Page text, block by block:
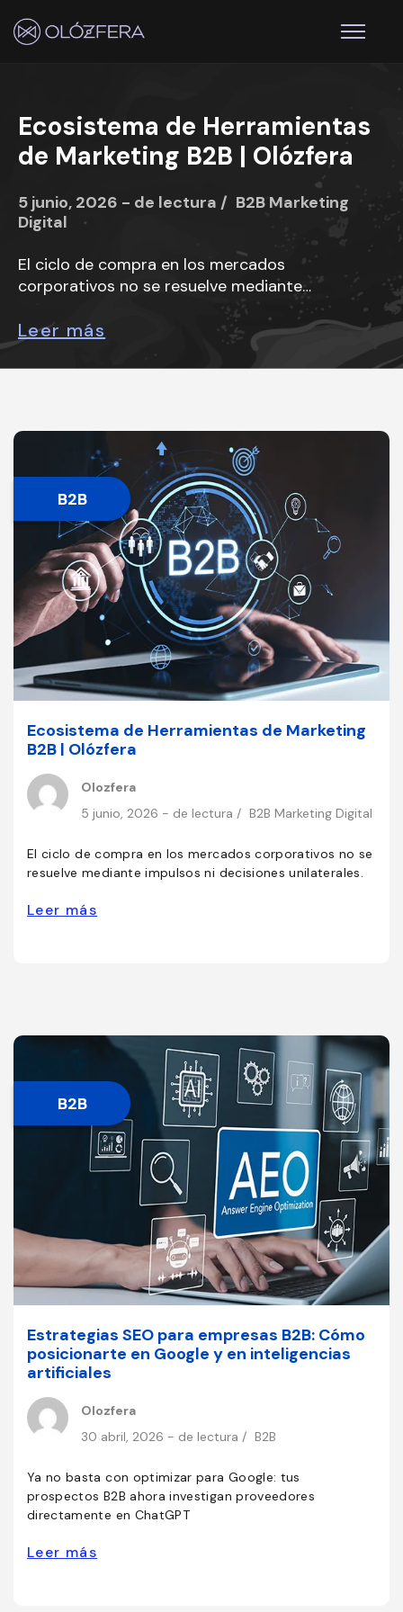
Ecosistema de Herramientas
de Marketing B2B | Olózfera
5 junio, 2026 - de lectura / B2B Marketing
Digital
El ciclo de compra en los mercados
corporativos no se resuelve mediante
Leer más
B2B
Ecosistema de Herramientas de Marketing
B2B | Olózfera
Olozfera
5 junio, 2026 - de lectura / B2B Marketing Digital
El ciclo de compra en los mercados corporativos no se
resuelve mediante impulsos ni decisiones unilaterales.
Leer más
B2B
Estrategias SEO para empresas B2B: Cómo
posicionarte en Google y en inteligencias
artificiales
Olozfera
30 abril, 2026 - de lectura / B2B
Ya no basta con optimizar para Google: tus
prospectos B2B ahora investigan proveedores
directamente en ChatGPT
Leer más